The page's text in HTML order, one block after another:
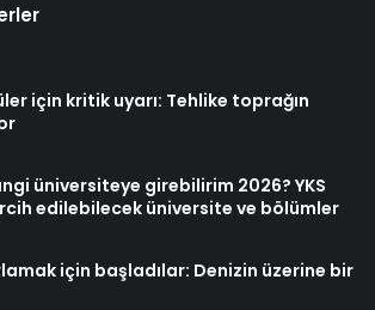
için kritik uyarı: Tehlike toprağın
üniversiteye girebilirim 2026? YKS
edilebilecek üniversite ve bölümler
için başladılar: Denizin üzerine bir